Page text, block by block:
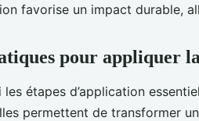
favorise un impact durable,
pour appliquer
étapes d’application
permettent de transformer